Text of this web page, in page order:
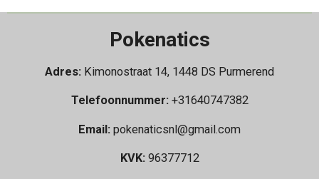
Pokenatics
Adres: Kimonostraat 14, 1448 DS Purmerend
Telefoonnummer:+31640747382
Email: pokenaticsnl@gmail.com
KVK:96377712